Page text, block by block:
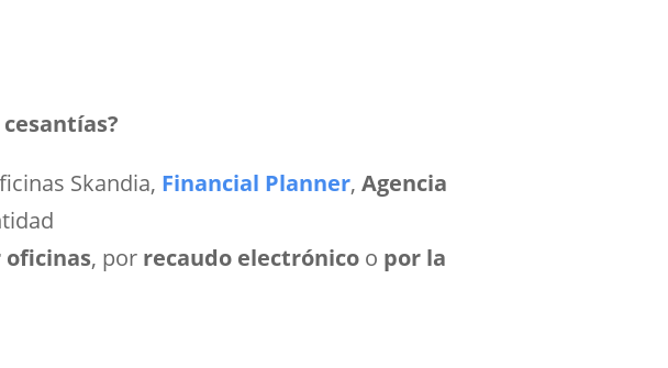
Skandia, Financial Planner,Agencia
oficinas, por recaudo electrónico o por la